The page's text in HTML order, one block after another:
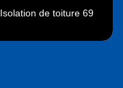
Isolation de toiture 69